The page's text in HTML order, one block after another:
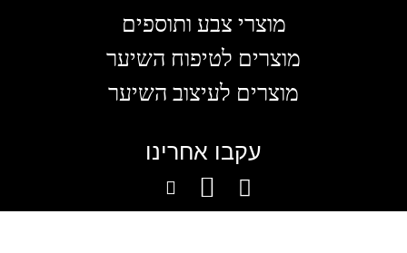
מוצרי צבע ותוספים
מוצרים לטיפוח השיער
מוצרים לעיצוב השיער
עקבו אחרינו